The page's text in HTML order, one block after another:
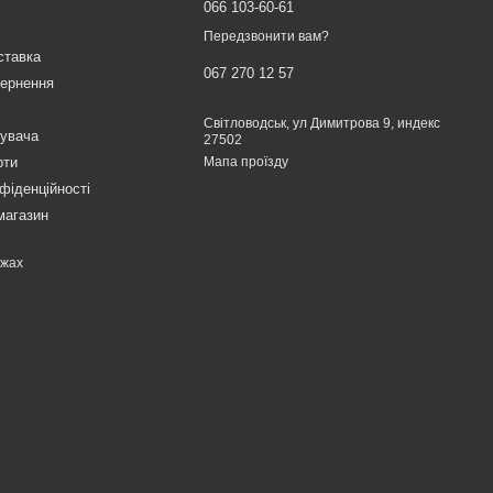
066 103-60-61
Передзвонити вам?
067 270 12 57
Світловодськ, ул Димитрова 9, индекс
27502
Мапа проїзду